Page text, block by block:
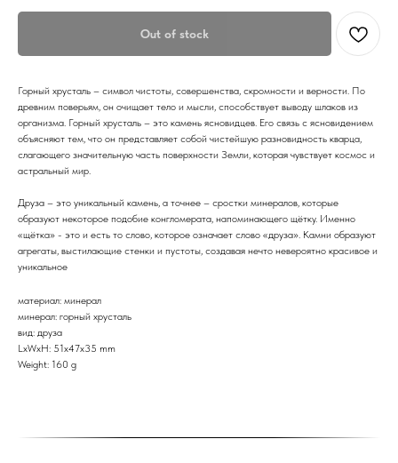
Out of stock
Горный хрусталь – символ чистоты, совершенства, скромности и верности. По
древним поверьям, он очищает тело и мысли, способствует выводу шлаков из
организма. Горный хрусталь – это камень ясновидцев. Его связь с ясновидением
объясняют тем, что он представляет собой чистейшую разновидность кварца,
слагающего значительную часть поверхности Земли, которая чувствует космос и
астральный мир.
Друза – это уникальный камень, а точнее – сростки минералов, которые
образуют некоторое подобие конгломерата, напоминающего щётку. Именно
«щётка» - это и есть то слово, которое означает слово «друза». Камни образуют
агрегаты, выстилающие стенки и пустоты, создавая нечто невероятно красивое и
уникальное
материал: минерал
минерал: горный хрусталь
вид: друза
LxWxH: 51x47x35 mm
Weight: 160 g